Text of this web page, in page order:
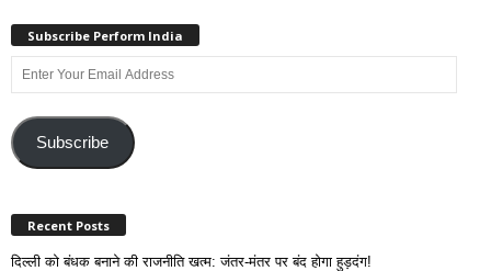
Subscribe Perform India
Enter
Your
AddressSubscribe
Recent Posts
दिल्ली को बंधक बनाने की राजनीति खत्म: जंतर-मंतर पर बंद होगा हुड़दंग!